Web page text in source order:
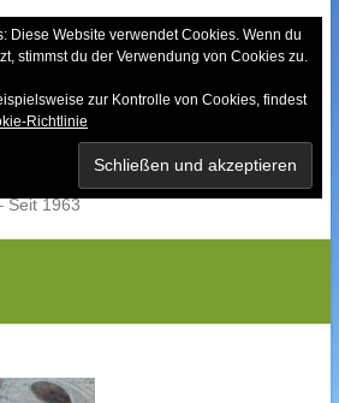
Wald-
Seit 1963
Diese Website verwendet Cookies. Wenn du
stimmst du der Verwendung von Cookies zu.
zur Kontrolle von Cookies, findest
Richtlinie